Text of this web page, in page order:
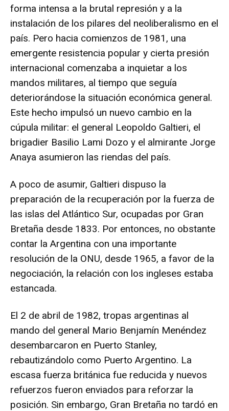
forma intensa a la brutal represión y a la
instalación de los pilares del neoliberalismo en el
país. Pero hacia comienzos de 1981, una
emergente resistencia popular y cierta presión
internacional comenzaba a inquietar a los
mandos militares, al tiempo que seguía
deteriorándose la situación económica general.
Este hecho impulsó un nuevo cambio en la
cúpula militar: el general Leopoldo Galtieri, el
brigadier Basilio Lami Dozo y el almirante Jorge
Anaya asumieron las riendas del país.
A poco de asumir, Galtieri dispuso la
preparación de la recuperación por la fuerza de
las islas del Atlántico Sur, ocupadas por Gran
Bretaña desde 1833. Por entonces, no obstante
contar la Argentina con una importante
resolución de la ONU, desde 1965, a favor de la
negociación, la relación con los ingleses estaba
estancada.
El 2 de abril de 1982, tropas argentinas al
mando del general Mario Benjamín Menéndez
desembarcaron en Puerto Stanley,
rebautizándolo como Puerto Argentino. La
escasa fuerza británica fue reducida y nuevos
refuerzos fueron enviados para reforzar la
posición. Sin embargo, Gran Bretaña no tardó en